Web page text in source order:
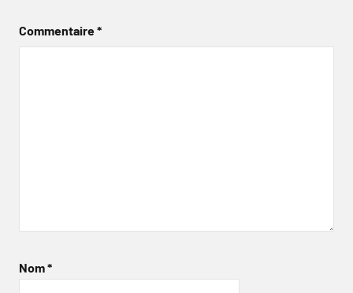
Commentaire*
Nom*